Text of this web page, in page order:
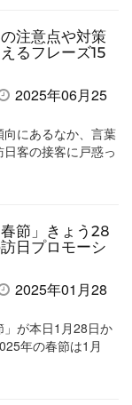
注意点や対策
るフレーズ15
2025年06月25
にあるなか、言葉
客の接客に戸惑っ
節」きょう28
日プロモーシ
2025年01月28
が本日1月28日か
年の春節は1月